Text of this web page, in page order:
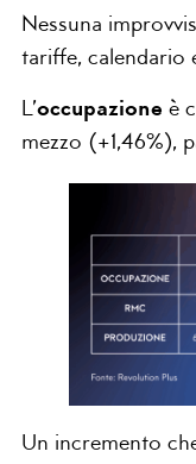
Nessuna
tariffe, calendario
L’occupazione è
mezzo (+1,46%),
Un incremento